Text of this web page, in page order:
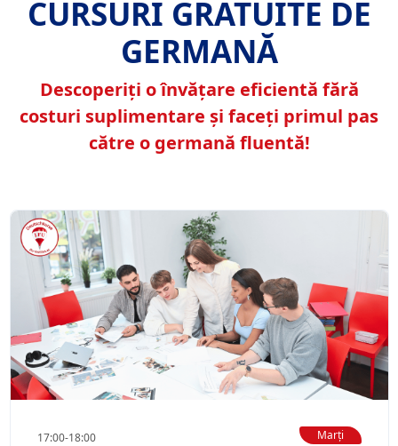
CURSURI GRATUITE DE
GERMANĂ
Descoperiți o învățare eficientă fără
costuri suplimentare și faceți primul pas
către o germană fluentă!
17:00-18:00 Marți